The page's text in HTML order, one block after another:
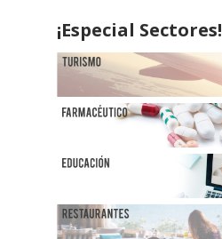
¡Especial Sectores!